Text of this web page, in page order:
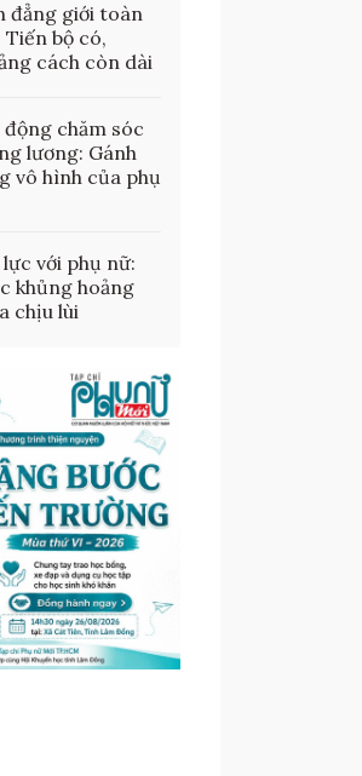
đẳng giới toàn
Tiến bộ có,
cách còn dài
động chăm sóc
lương: Gánh
vô hình của phụ
lực với phụ nữ:
khủng hoảng
chịu lùi